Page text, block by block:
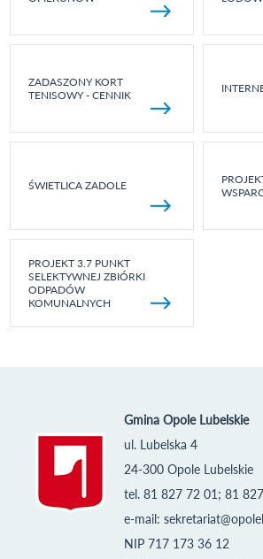
ZADASZONY KORT
TENISOWY - CENNIK
ŚWIETLICA ZADOLE
PROJEKT 3.7 PUNKT
SELEKTYWNEJ ZBIÓRKI
ODPADÓW
KOMUNALNYCH
Gmina Opole Lubelskie
ul. Lubelska 4
24-300 Opole Lubelskie
tel. 81 827 72 01; 81
e-mail:
NIP 717 173 36 12